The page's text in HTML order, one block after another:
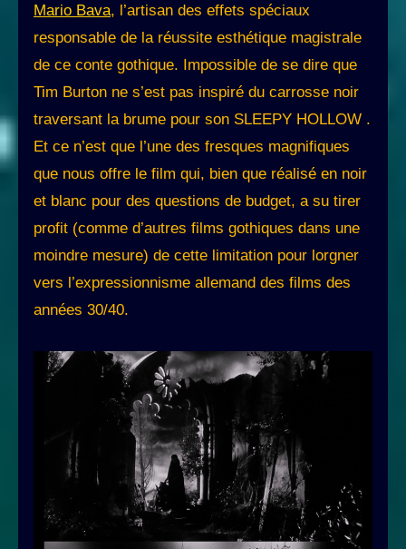
Mario Bava, l’artisan des effets spéciaux
responsable de la réussite esthétique magistrale
de ce conte gothique. Impossible de se dire que
Tim Burton ne s’est pas inspiré du carrosse noir
traversant la brume pour son SLEEPY HOLLOW .
Et ce n’est que l’une des fresques magnifiques
que nous offre le film qui, bien que réalisé en noir
et blanc pour des questions de budget, a su tirer
profit (comme d’autres films gothiques dans une
moindre mesure) de cette limitation pour lorgner
vers l’expressionnisme allemand des films des
années 30/40.